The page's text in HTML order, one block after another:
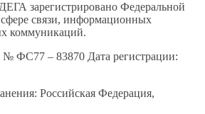
зарегистрировано Федеральной
связи, информационных
коммуникаций.
№ ФС77 – 83870 Дата регистрации:
Российская Федерация,